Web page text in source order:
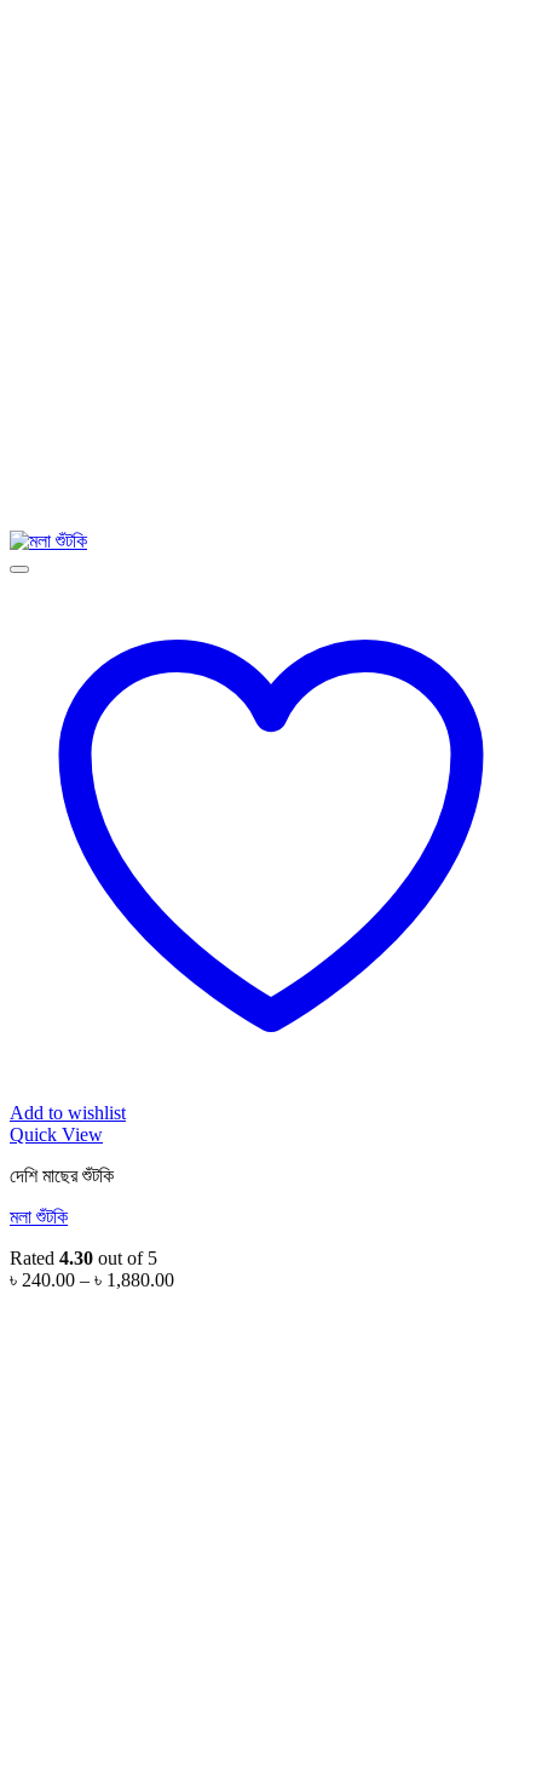
Add to wishlist
Quick View
দেশি মাছের শুঁটকি
মলা শুঁটকি
Rated 4.30 out of 5
৳ 240.00 – ৳ 1,880.00Price